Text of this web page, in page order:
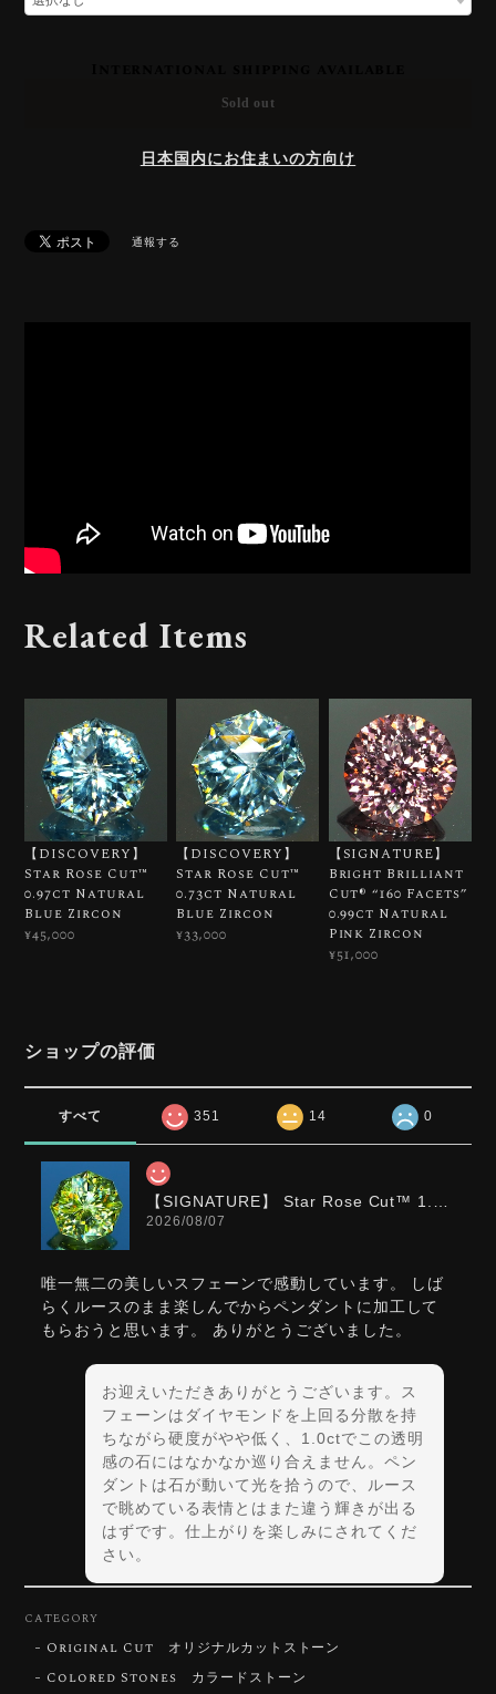
Sold out
日本国内にお住まいの方向け
通報する
Related Items
【DISCOVERY】
Star Rose Cut™️
0.97ct Natural
Blue Zircon
¥45,000
【DISCOVERY】
Star Rose Cut™️
0.73ct Natural
Blue Zircon
¥33,000
【SIGNATURE】
Bright Brilliant
Cut®︎ “160 Facets”
0.99ct Natural
Pink Zircon
¥51,000
ショップの評価
すべて 351 14 0
【SIGNATURE】 Star Rose Cut™️ 1.0ct Natural Green Sphene
2026/08/07
唯一無二の美しいスフェーンで感動しています。 しば
らくルースのまま楽しんでからペンダントに加工して
もらおうと思います。 ありがとうございました。
お迎えいただきありがとうございます。ス
フェーンはダイヤモンドを上回る分散を持
ちながら硬度がやや低く、1.0ctでこの透明
感の石にはなかなか巡り合えません。ペン
ダントは石が動いて光を拾うので、ルース
で眺めている表情とはまた違う輝きが出る
はずです。仕上がりを楽しみにされてくだ
さい。
2026/07/30
CATEGORY
Original Cut オリジナルカットストーン
Colored Stones カラードストーン